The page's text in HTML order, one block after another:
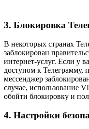
3. Блокировка
В некоторых странах
заблокирован
интернет-услуг. Если у
доступом к Телеграмму,
мессенджер
случае, использование
обойти блокировку и
4. Настройки